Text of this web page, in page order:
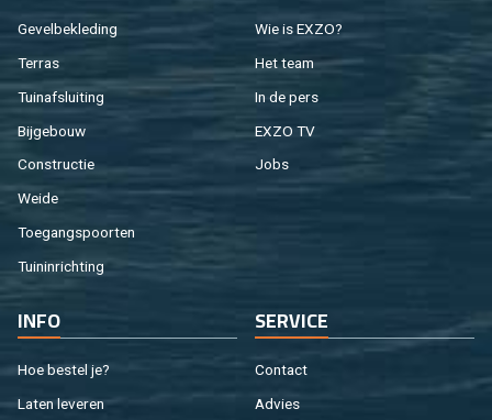
Ge­vel­be­kle­ding
Ter­ras
Tuin­af­slui­ting
Bij­ge­bouw
Con­struc­tie
Weide
Toe­gangs­poor­ten
Tuin­in­rich­ting
Wie is EXZO?
Het team
In de pers
EXZO TV
Jobs
INFO
Hoe be­stel je?
Laten le­ve­ren
SER­VI­CE
Con­tact
Ad­vies